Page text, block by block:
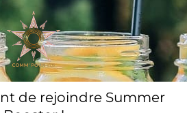
de rejoindre Summer